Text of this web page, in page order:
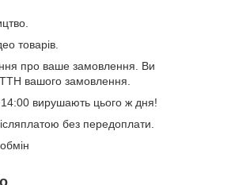
товарів.
про ваше замовлення. Ви
вашого замовлення.
вирушають цього ж дня!
без передоплати.